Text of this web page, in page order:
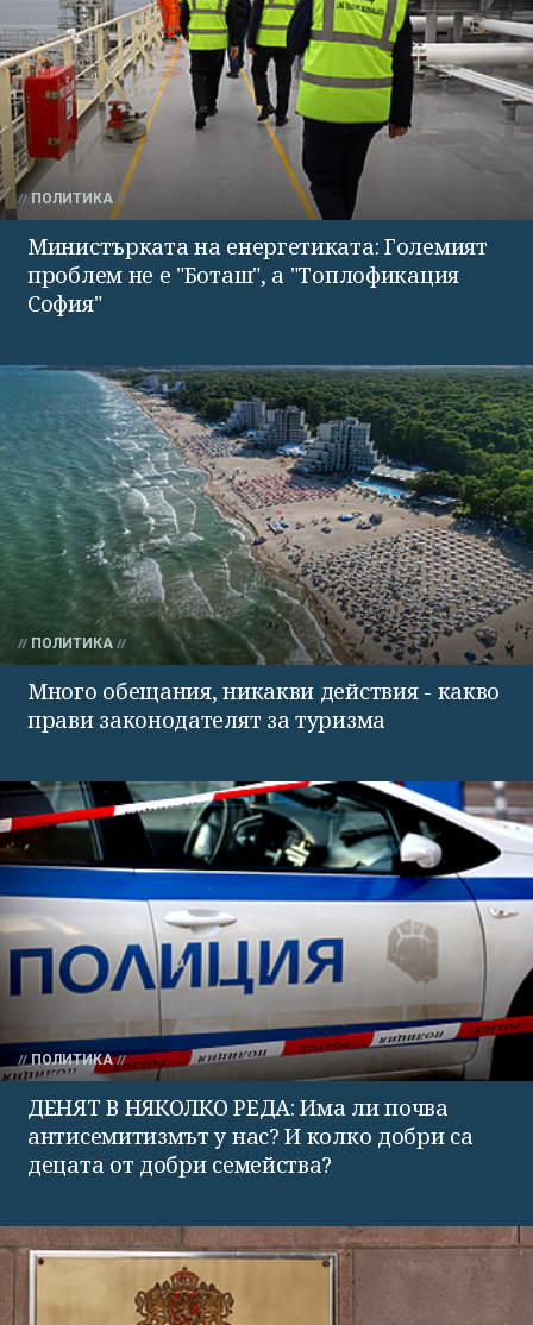
ПОЛИТИКА
Министърката на енергетиката: Големият
проблем не е "Боташ", а "Топлофикация
София"
ПОЛИТИКА
Много обещания, никакви действия - какво
прави законодателят за туризма
ПОЛИТИКА
ДЕНЯТ В НЯКОЛКО РЕДА: Има ли почва
антисемитизмът у нас? И колко добри са
децата от добри семейства?